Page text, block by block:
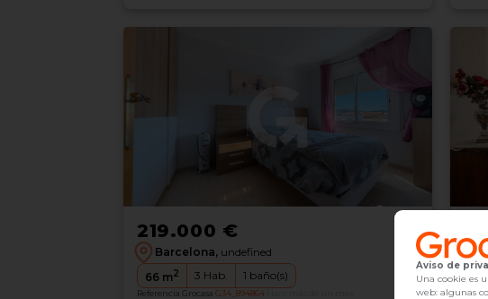
219.000 €
Barcelona, undefined
66 m2 3 Hab. 1 baño(s)
Referencia Grocasa G34_894864
85
Aviso de
Una cookie es
web: algunas